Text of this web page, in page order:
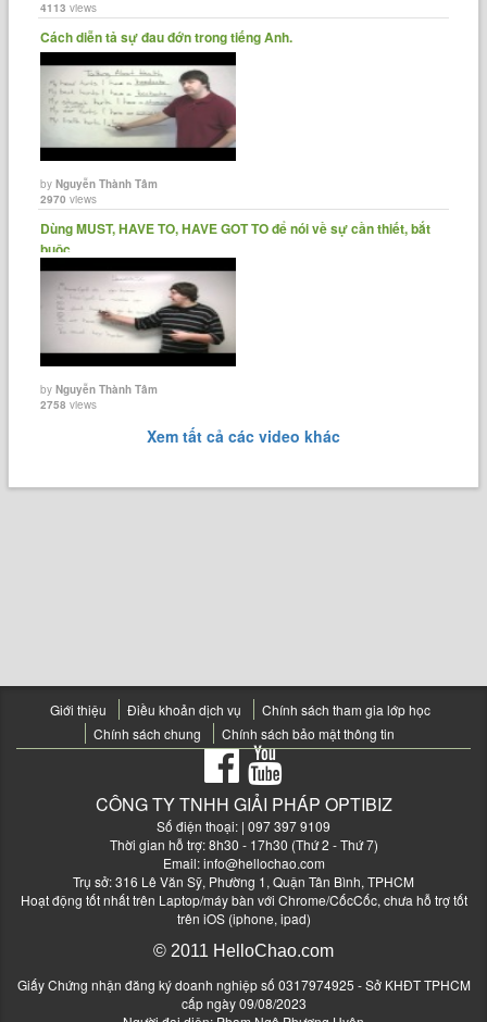
4113 views
Cách diễn tả sự đau đớn trong tiếng Anh.
byNguyễn Thành Tâm
2970 views
Dùng MUST, HAVE TO, HAVE GOT TO để nói về sự cần thiết, bắt
buộc.
byNguyễn Thành Tâm
2758 views
Xem tất cả các video khác
Giới thiệu Điều khoản dịch vụ
Chính sách tham gia lớp học
Chính sách chung
Chính sách bảo mật thông tin
CÔNG TY TNHH GIẢI PHÁP OPTIBIZ
Số điện thoại: | 097 397 9109
Thời gian hỗ trợ: 8h30 - 17h30 (Thứ 2 - Thứ 7)
Email:info@hellochao.com
Trụ sở: 316 Lê Văn Sỹ, Phường 1, Quận Tân Bình, TPHCM
Hoạt động tốt nhất trên Laptop/máy bàn với Chrome/CốcCốc, chưa hỗ trợ tốt
trên iOS (iphone, ipad)
© 2011 HelloChao.com
Giấy Chứng nhận đăng ký doanh nghiệp số 0317974925 - Sở KHĐT TPHCM
cấp ngày 09/08/2023